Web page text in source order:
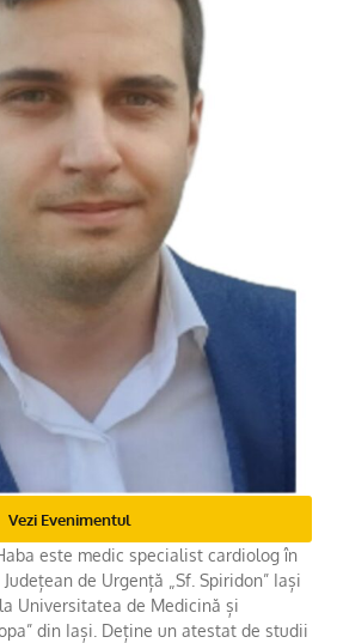
este medic specialist cardiolog în
de Urgență „Sf. Spiridon” Iași
Universitatea de Medicină și
din Iași. Deține un atestat de studii
Vezi Evenimentul